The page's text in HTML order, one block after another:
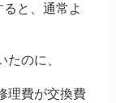
と、通常よ
のに、
理費が交換費